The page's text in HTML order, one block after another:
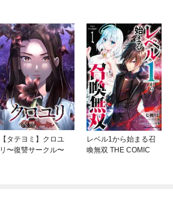
【タテヨミ】クロユ
リ〜復讐サークル〜
レベル1から始まる召
喚無双 THE COMIC